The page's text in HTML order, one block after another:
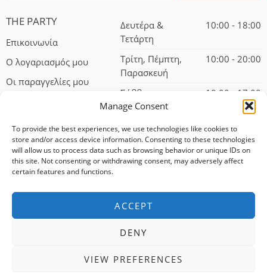
Manage Consent
To provide the best experiences, we use technologies like cookies to
store and/or access device information. Consenting to these technologies
will allow us to process data such as browsing behavior or unique IDs on
this site. Not consenting or withdrawing consent, may adversely affect
certain features and functions.
ACCEPT
DENY
VIEW PREFERENCES
THE PARTY
Επικοινωνία
Ο λογαριασμός μου
Οι παραγγελίες μου
Δευτέρα &
Τετάρτη
10:00 - 18:00
Τρίτη, Πέμπτη,
Παρασκευή
10:00 - 20:00
Σάββατο 10:00 - 17:00